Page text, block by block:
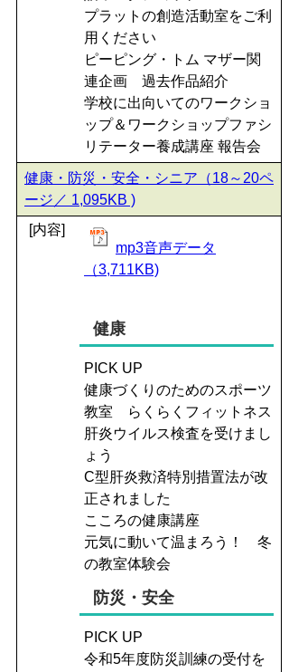
プラットの創造活動室をご利
用ください
ピーピング・トム マザー関
連企画 過去作品紹介
学校に出向いてのワークショ
ップ＆ワークショップファシ
リテーター養成講座 報告会
健康・防災・安全・シニア（18～20ペ
ージ／ 1,095KB )
[内容]
mp3音声データ
（3,711KB)
健康
PICK UP
健康づくりのためのスポーツ
教室 らくらくフィットネス
肝炎ウイルス検査を受けまし
ょう
C型肝炎救済特別措置法が改
正されました
こころの健康講座
元気に動いて温まろう！ 冬
の教室体験会
防災・安全
PICK UP
令和5年度防災訓練の受付を